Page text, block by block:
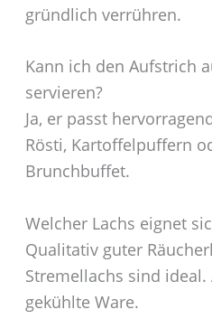
gründlich verrühren.
Kann ich den Aufstrich
servieren?
Ja, er passt
Rösti, Kartoffelpuffern
Brunchbuffet.
Welcher Lachs eignet
Qualitativ guter
Stremellachs sind
gekühlte Ware.